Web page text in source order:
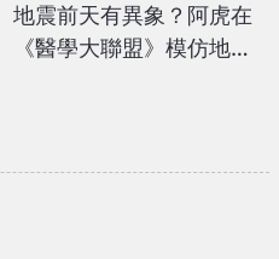
地震前天有異象？阿虎在
《醫學大聯盟》模仿地鳴